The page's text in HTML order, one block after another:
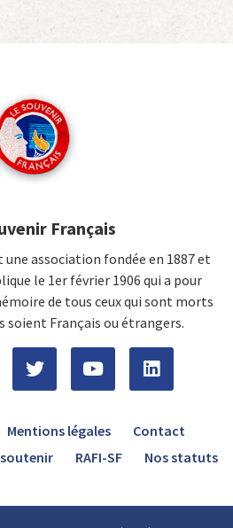
Français
une association fondée en 1887 et
le 1er février 1906 qui a pour
de tous ceux qui sont morts
soient Français ou étrangers.
Mentions légales
Contact
RAFI-SF Nos statuts